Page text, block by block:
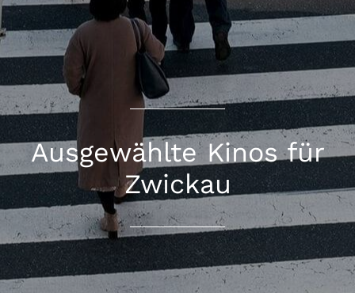
Ausgewählte Kinos für
Zwickau